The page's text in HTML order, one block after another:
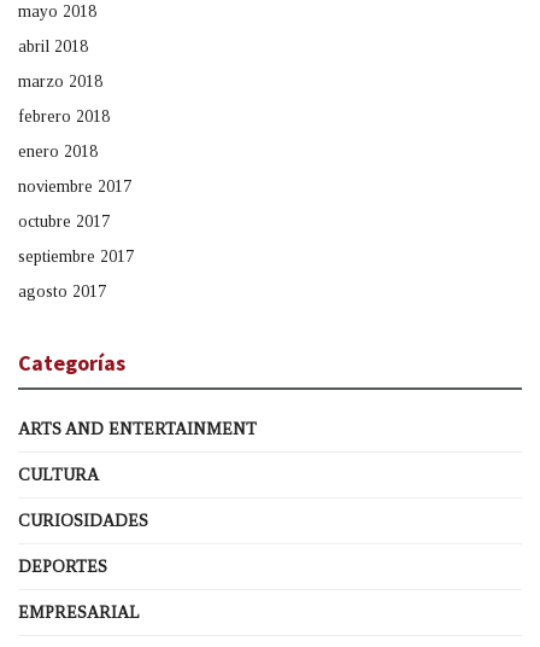
mayo 2018
abril 2018
marzo 2018
febrero 2018
enero 2018
noviembre 2017
octubre 2017
septiembre 2017
agosto 2017
Categorías
ARTS AND ENTERTAINMENT
CULTURA
CURIOSIDADES
DEPORTES
EMPRESARIAL